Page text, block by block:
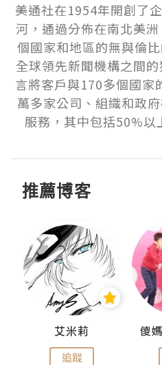
美通社在1954年開創了
河，通過分佈在南北美
個國家和地區的無與倫
全球領先新聞機構之間
言將客戶與170多個國家
萬多家公司、組織和政
服務，其中包括50%以
推薦博客
艾米莉
追蹤